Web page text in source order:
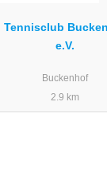
Tennisclub
e.V.
Buckenhof
2.9 km